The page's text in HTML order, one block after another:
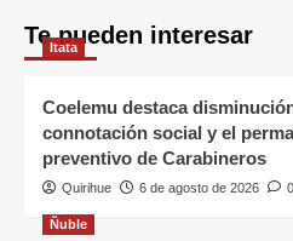
Te pueden interesar
Itata
Coelemu destaca
connotación social y el
preventivo de Carabineros
Quirihue 6 de agosto de 2026 0
Ñuble